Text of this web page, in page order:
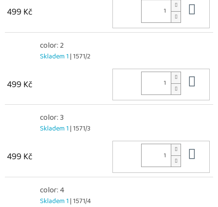
499 Kč
color: 2
Skladem 1| 1571/2
499 Kč
color: 3
Skladem 1| 1571/3
499 Kč
color: 4
Skladem 1| 1571/4